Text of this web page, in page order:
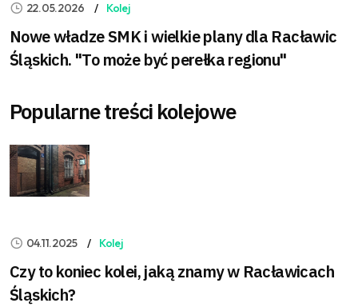
22.05.2026 Kolej
Nowe władze SMK i wielkie plany dla Racławic
Śląskich. "To może być perełka regionu"
Popularne treści kolejowe
04.11.2025 Kolej
Czy to koniec kolei, jaką znamy w Racławicach
Śląskich?